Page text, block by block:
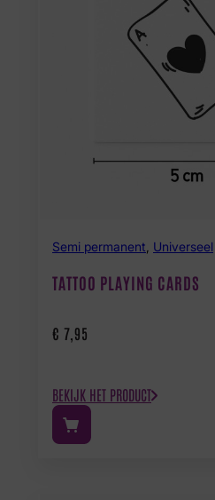
Semi permanent Universeel
TATTOO PLAYING CARDS
€ 7,95
BEKIJK HET PRODUCT